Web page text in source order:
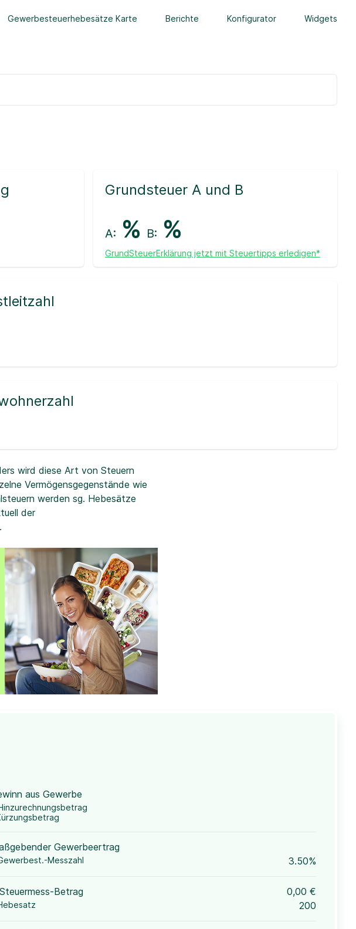
Gewerbesteuerhebesätze Karte Berichte Konfigurator Widgets
Grundsteuer A und B
A: % B: %
GrundSteuerErklärung jetzt mit Steuertipps erledigen*
wird diese Art von Steuern
Vermögensgegenstände wie
werden sg. Hebesätze
der
aus Gewerbe
Gewerbeertrag
Messzahl 3.50%
Betrag 0,00 €
200